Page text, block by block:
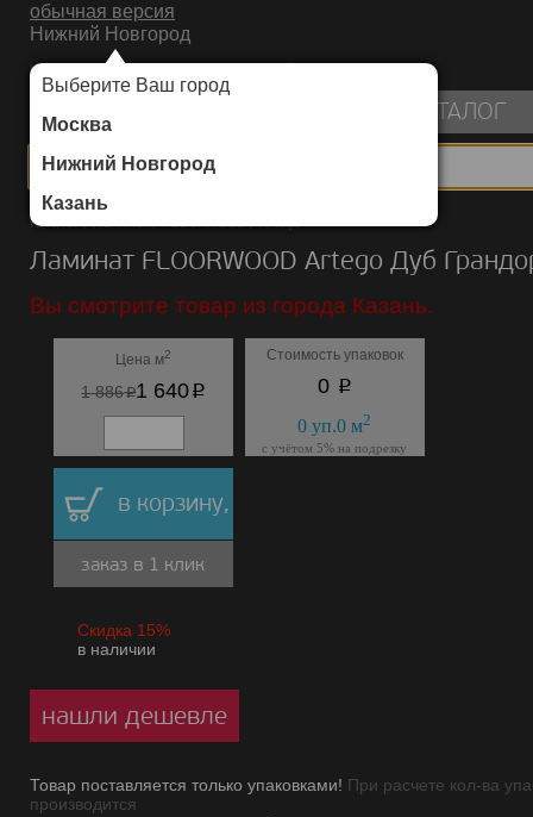
обычная версия
Нижний Новгород
Выберите Ваш город
Москва
Нижний Новгород
Казань
ИНТЕРНЕТ-МАГАЗИН НАПОЛЬНЫХ ПОКРЫТИЙ
КАТАЛОГ
Каталог/Ламинат/FLOORWOOD/Artego
Ламинат FLOORWOOD Artego Дуб
Вы смотрите товар из города Казань.
Цена м2
1 886p1 640p
Стоимость упаковок
0 p
0 уп.0 м2
с учётом 5% на подрезку
в корзину,
заказ в 1 клик
Скидка 15%
в наличии
нашли дешевле
Товар поставляется только упаковками! При расчете кол-ва
производится